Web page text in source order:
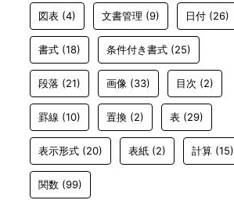
図表 (4) 文書管理 (9) 日付 (26)
書式 (18) 条件付き書式 (25)
段落 (21) 画像 (33) 目次 (2)
罫線 (10) 置換 (2) 表 (29)
表示形式 (20) 表紙 (2) 計算 (15)
関数 (99)